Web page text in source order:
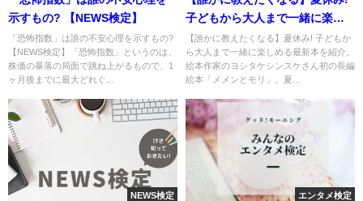
示すもの? 【NEWS検定】
「恐怖指数」は誰の不安心理を示すもの?
【NEWS検定】「恐怖指数」というのは、
株価の暴落の局面で跳ね上がるもので、1
ヶ月後までに最大どれぐ...
子どもから大人まで一緒に楽し
める本
【誰かに教えたくなる】夏休み! 子どもか
ら大人まで一緒に楽しめる最新本を紹介。
絵本作家のヨシタケシンスケさん初の長編
絵本「メメンとモリ」。夏...
NEWS検定 エンタメ検定